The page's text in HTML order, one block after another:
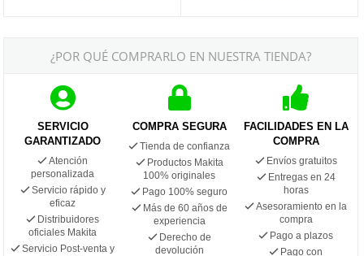
¿POR QUÉ COMPRARLO EN NUESTRA TIENDA?
SERVICIO
GARANTIZADO
Atención
personalizada
Servicio rápido y
eficaz
Distribuidores
oficiales Makita
Servicio Post-venta y
COMPRA SEGURA
Tienda de confianza
Productos Makita
100% originales
Pago 100% seguro
Más de 60 años de
experiencia
Derecho de
devolución
FACILIDADES EN LA
COMPRA
Envíos gratuitos
Entregas en 24
horas
Asesoramiento en la
compra
Pago a plazos
Pago con